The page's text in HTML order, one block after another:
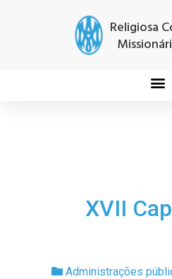
Religiosa
XVII
Administrações